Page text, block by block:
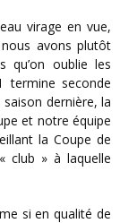
avons plutôt
qu’on oublie les
termine seconde
dernière, la
et notre équipe
la Coupe de
club » à laquelle